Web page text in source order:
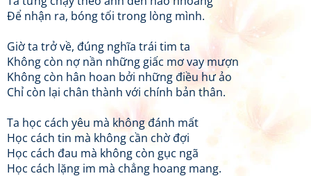
Để nhận ra, bóng tối trong lòng mình.
Giờ ta trở về, đúng nghĩa trái tim ta
Không còn nợ nần những giấc mơ vay mượn
Không còn hân hoan bởi những điều hư ảo
Chỉ còn lại chân thành với chính bản thân.
Ta học cách yêu mà không đánh mất
Học cách tin mà không cần chờ đợi
Học cách đau mà không còn gục ngã
Học cách lặng im mà chẳng hoang mang.